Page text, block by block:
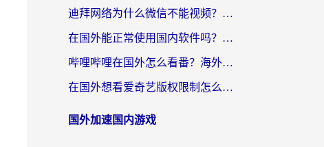
迪拜网络为什么微信不能视频？海外党必看的回国加速全攻略
在国外能正常使用国内软件吗？海外党亲测有效的无缝访问指南
哔哩哔哩在国外怎么看番？海外党追剧看片的终极解决方案
在国外想看爱奇艺版权限制怎么办？海外华人必看的追剧自由指南
国外加速国内游戏